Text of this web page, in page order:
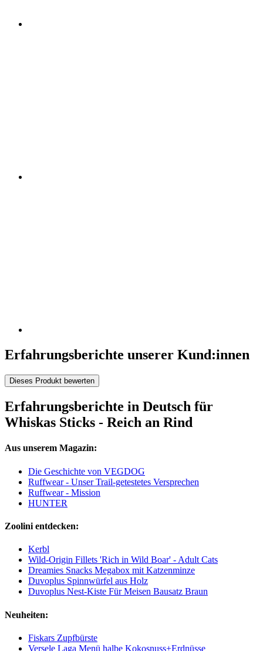
Erfahrungsberichte unserer Kund:innen
Dieses Produkt bewerten
Erfahrungsberichte in Deutsch für
Whiskas Sticks - Reich an Rind
Aus unserem Magazin:
Die Geschichte von VEGDOG
Ruffwear - Unser Trail-getestetes Versprechen
Ruffwear - Mission
HUNTER
Zoolini entdecken:
Kerbl
Wild-Origin Fillets 'Rich in Wild Boar' - Adult Cats
Dreamies Snacks Megabox mit Katzenminze
Duvoplus Spinnwürfel aus Holz
Duvoplus Nest-Kiste Für Meisen Bausatz Braun
Neuheiten:
Fiskars Zupfbürste
Versele Laga Menü halbe Kokosnuss+Erdnüsse